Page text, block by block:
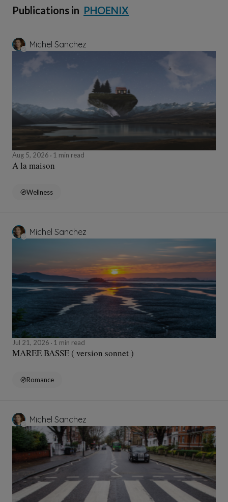
Publications in PHOENIX
Michel Sanchez
Aug 5, 2026 1 min read
A la maison
Wellness
Michel Sanchez
Jul 21, 2026 1 min read
MAREE BASSE ( version sonnet )
Romance
Michel Sanchez